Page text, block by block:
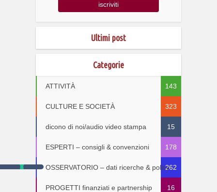
Ultimi post
Categorie
ATTIVITÀ 143
CULTURE E SOCIETÀ 323
dicono di noi/audio video stampa 15
ESPERTI – consigli & convenzioni 178
OSSERVATORIO – dati ricerche & policy262
PROGETTI finanziati e partnership 16